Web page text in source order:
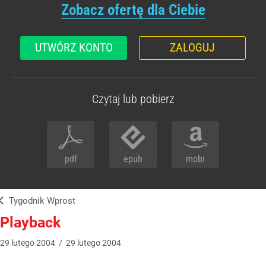
Zobacz ofertę dla Ciebie
UTWÓRZ KONTO ZALOGUJ
Czytaj lub pobierz
pdf epub mobi
Tygodnik Wprost
Playback
29 lutego2004 / 29 lutego2004